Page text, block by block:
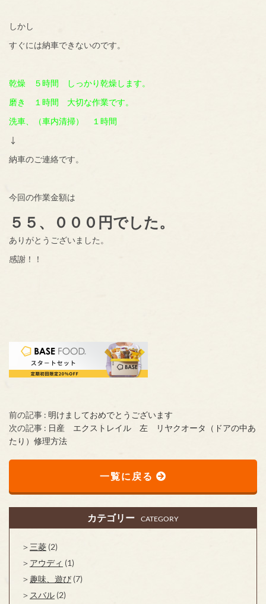
しかし
すぐには納車できないのです。
乾燥 ５時間 しっかり乾燥します。
磨き １時間 大切な作業です。
洗車、（車内清掃） １時間
↓
納車のご連絡です。
今回の作業金額は
５５、０００円でした。
ありがとうございました。
感謝！！
前の記事 : 明けましておめでとうございます
次の記事 : 日産 エクストレイル 左 リヤクオータ（ドアの中あ
たり）修理方法
一覧に戻る
カテゴリー CATEGORY
三菱 (2)
アウディ (1)
趣味、遊び (7)
スバル (2)